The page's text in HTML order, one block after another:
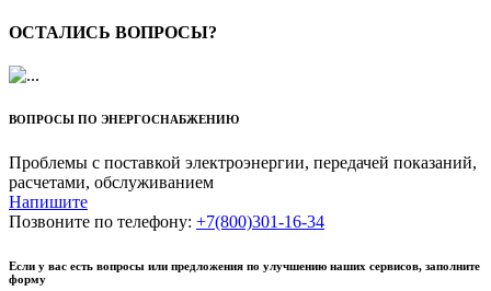
ОСТАЛИСЬ ВОПРОСЫ?
ВОПРОСЫ ПО ЭНЕРГОСНАБЖЕНИЮ
Проблемы с поставкой электроэнергии, передачей показаний,
расчетами, обслуживанием
Напишите
Позвоните по телефону: +7(800)301‑16‑34
Если у вас есть вопросы или предложения по улучшению наших сервисов, заполните
форму